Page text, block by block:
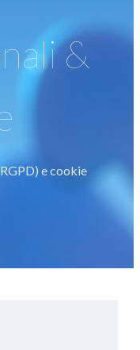
&
e cookie